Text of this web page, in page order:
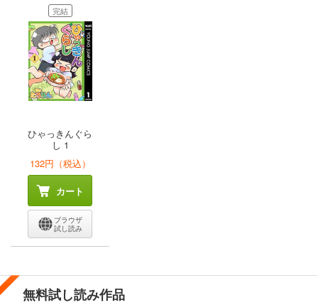
完結
ひゃっきんぐら
し 1
132円（税込）
カート
ブラウザ
試し読み
無料試し読み作品